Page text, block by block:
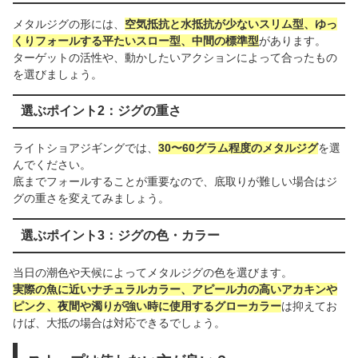
メタルジグの形には、 空気抵抗と水抵抗が少ないスリム型、ゆっ
くりフォールする平たいスロー型、中間の標準型があります。
ターゲットの活性や、動かしたいアクションによって合ったもの
を選びましょう。
選ぶポイント2：ジグの重さ
ライトショアジギングでは、 30〜60グラム程度のメタルジグを選
んでください。
底までフォールすることが重要なので、底取りが難しい場合はジ
グの重さを変えてみましょう。
選ぶポイント3：ジグの色・カラー
当日の潮色や天候によってメタルジグの色を選びます。
実際の魚に近いナチュラルカラー、アピール力の高いアカキンや
ピンク、夜間や濁りが強い時に使用するグローカラーは抑えてお
けば、大抵の場合は対応できるでしょう。